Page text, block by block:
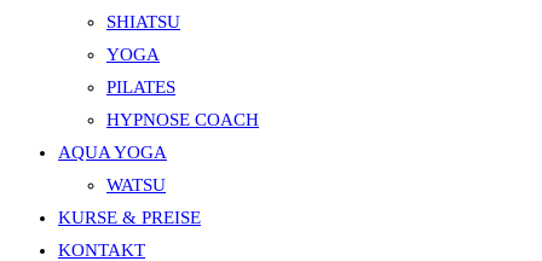
SHIATSU
YOGA
PILATES
HYPNOSE COACH
AQUA YOGA
WATSU
KURSE & PREISE
KONTAKT